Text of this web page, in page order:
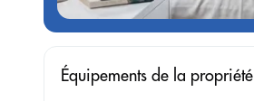
Équipements de la propriété